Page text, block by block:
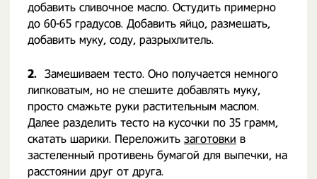
добавить сливочное масло. Остудить примерно
до 60-65 градусов. Добавить яйцо, размешать,
добавить муку, соду, разрыхлитель.
2. Замешиваем тесто. Оно получается немного
липковатым, но не спешите добавлять муку,
просто смажьте руки растительным маслом.
Далее разделить тесто на кусочки по 35 грамм,
скатать шарики. Переложить заготовки в
застеленный противень бумагой для выпечки, на
расстоянии друг от друга.